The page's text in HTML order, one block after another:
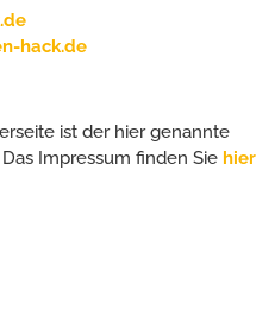
hack.de
ist der hier genannte
Impressum finden Sie hier